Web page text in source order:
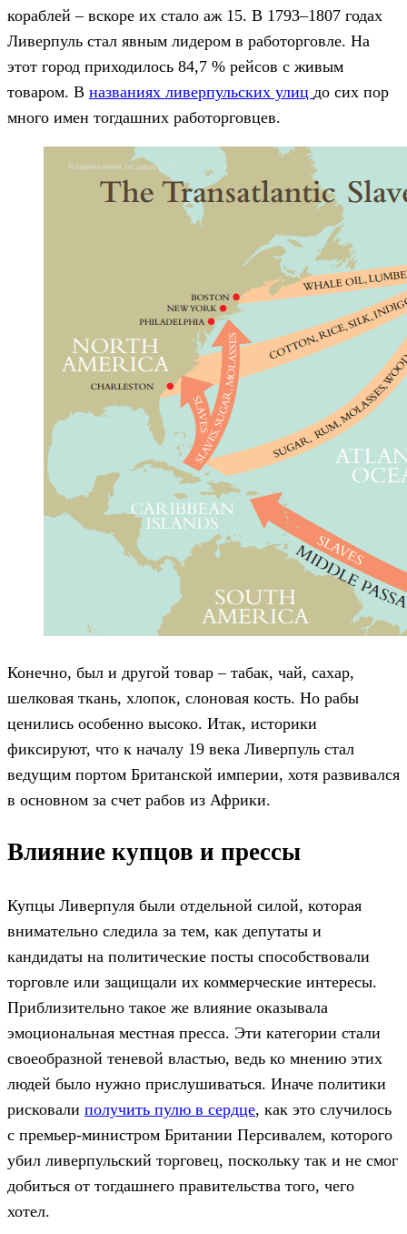
кораблей – вскоре их стало аж 15. В 1793–1807 годах
Ливерпуль стал явным лидером в работорговле. На
этот город приходилось 84,7 % рейсов с живым
товаром. В названиях ливерпульских улиц до сих пор
много имен тогдашних работорговцев.
Конечно, был и другой товар – табак, чай, сахар,
шелковая ткань, хлопок, слоновая кость. Но рабы
ценились особенно высоко. Итак, историки
фиксируют, что к началу 19 века Ливерпуль стал
ведущим портом Британской империи, хотя развивался
в основном за счет рабов из Африки.
Влияние купцов и прессы
Купцы Ливерпуля были отдельной силой, которая
внимательно следила за тем, как депутаты и
кандидаты на политические посты способствовали
торговле или защищали их коммерческие интересы.
Приблизительно такое же влияние оказывала
эмоциональная местная пресса. Эти категории стали
своеобразной теневой властью, ведь ко мнению этих
людей было нужно прислушиваться. Иначе политики
рисковали получить пулю в сердце, как это случилось
с премьер-министром Британии Персивалем, которого
убил ливерпульский торговец, поскольку так и не смог
добиться от тогдашнего правительства того, чего
хотел.